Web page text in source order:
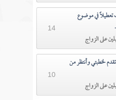
تعطيلًا في موضوع
على الزواج
14
لخطبتي وأنتظر من
على الزواج
10